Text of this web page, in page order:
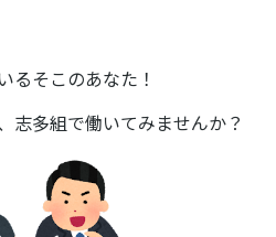
るそこのあなた！
志多組で働いてみませんか？